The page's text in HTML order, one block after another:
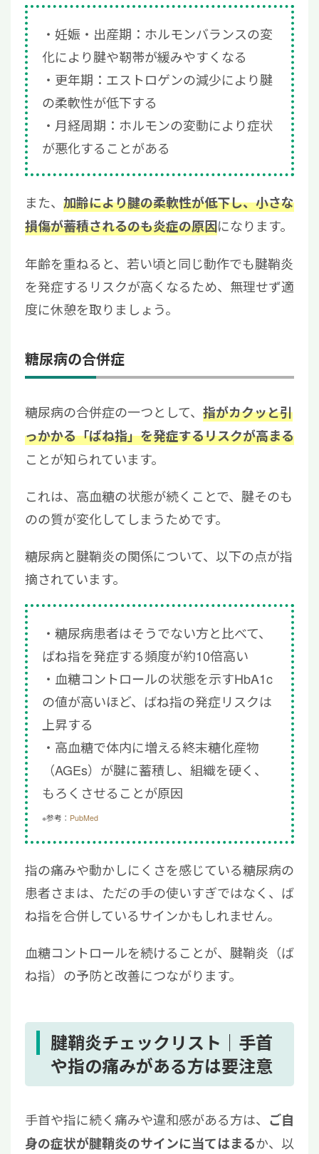
妊娠・出産期：ホルモンバランスの変
化により腱や靭帯が緩みやすくなる
更年期：エストロゲンの減少により腱
の柔軟性が低下する
月経周期：ホルモンの変動により症状
が悪化することがある
また、 加齢により腱の柔軟性が低下し、小さな
損傷が蓄積されるのも炎症の原因になります。
年齢を重ねると、若い頃と同じ動作でも腱鞘炎
を発症するリスクが高くなるため、無理せず適
度に休憩を取りましょう。
糖尿病の合併症
糖尿病の合併症の一つとして、 指がカクッと引
っかかる「ばね指」を発症するリスクが高まる
ことが知られています。
これは、高血糖の状態が続くことで、腱そのも
のの質が変化してしまうためです。
糖尿病と腱鞘炎の関係について、以下の点が指
摘されています。
糖尿病患者はそうでない方と比べて、
ばね指を発症する頻度が約10倍高い
血糖コントロールの状態を示すHbA1c
の値が高いほど、ばね指の発症リスクは
上昇する
高血糖で体内に増える終末糖化産物
（AGEs）が腱に蓄積し、組織を硬く、
もろくさせることが原因
※参考： PubMed
指の痛みや動かしにくさを感じている糖尿病の
患者さまは、ただの手の使いすぎではなく、ば
ね指を合併しているサインかもしれません。
血糖コントロールを続けることが、腱鞘炎（ば
ね指）の予防と改善につながります。
腱鞘炎チェックリスト｜手首
や指の痛みがある方は要注意
手首や指に続く痛みや違和感がある方は、 ご自
身の症状が腱鞘炎のサインに当てはまるか、以